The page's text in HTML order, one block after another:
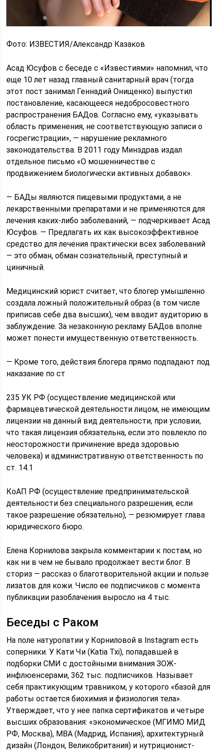
Фото: ИЗВЕСТИЯ/Александр Казаков
Асад Юсуфов с беседе с «Известиями» напомнил, что
еще 10 лет назад главный санитарный врач (тогда
этот пост занимал Геннадий Онищенко) выпустил
постановление, касающееся недобросовестного
распространения БАДов. Согласно ему, «указывать
область применения, не соответствующую записи о
госрегистрации», — нарушение рекламного
законодательства. В 2011 году Минздрав издал
отдельное письмо «О мошенничестве с
продвижением биологически активных добавок».
— БАДы являются пищевыми продуктами, а не
лекарственными препаратами и не применяются для
лечения каких-либо заболеваний, — подчеркивает Асад
Юсуфов. — Предлагать их как высокоэффективное
средство для лечения практически всех заболеваний
— это обман, обман сознательный, преступный и
циничный.
Медицинский юрист считает, что блогер умышленно
создала ложный положительный образ (в том числе
приписав себе два высших), чем вводит аудиторию в
заблуждение. За незаконную рекламу БАДов вполне
может понести имущественную ответственность.
— Кроме того, действия блогера прямо подпадают под
наказание по ст
235 УК РФ (осуществление медицинской или
фармацевтической деятельности лицом, не имеющим
лицензии на данный вид деятельности, при условии,
что такая лицензия обязательна, если это повлекло по
неосторожности причинение вреда здоровью
человека) и административную ответственность по
ст. 14.1
КоАП РФ (осуществление предпринимательской
деятельности без специального разрешения, если
такое разрешение обязательно), — резюмирует глава
юридического бюро.
Елена Корнилова закрыла комментарии к постам, но
как ни в чем не бывало продолжает вести блог. В
сториз — рассказ о благотворительной акции и пользе
лизатов для кожи. Число ее подписчиков с момента
публикации разоблачения выросло на 4 тыс.
Беседы с Раком
На поле натуропатии у Корниловой в Instagram есть
соперники. У Кати Чи (Katia Txi), попадавшей в
подборки СМИ с достойными внимания ЗОЖ-
инфлюенсерами, 362 тыс. подписчиков. Называет
себя практикующим травником, у которого «базой для
работы остается биохимия и физиология тела».
Утверждает, что у нее папка сертификатов и четыре
высших образования: «экономическое (МГИМО МИД
РФ, Москва), MBA (Мадрид, Испания), архитектурный
дизайн (Лондон, Великобритания) и нутриционист-